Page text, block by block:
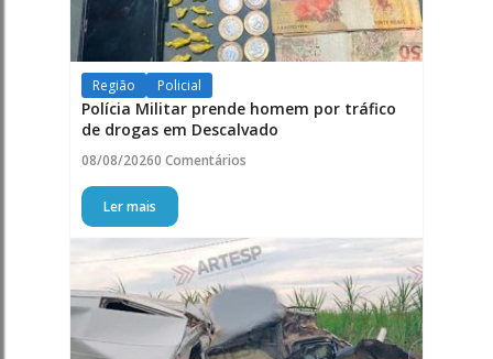
Região Policial
Polícia Militar prende homem por tráfico
de drogas em Descalvado
08/08/20260 Comentários
Ler mais